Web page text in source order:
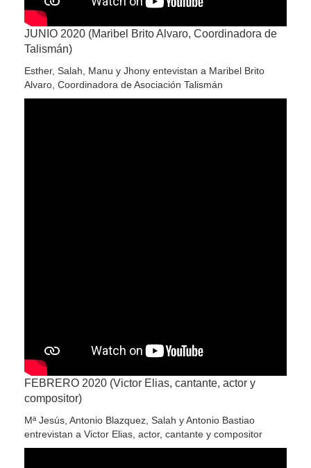
JUNIO 2020 (Maribel Brito Alvaro, Coordinadora de
Talismán)
Esther, Salah, Manu y Jhony entevistan a Maribel Brito
Alvaro, Coordinadora de Asociación Talismán
FEBRERO 2020 (Victor Elias, cantante, actor y
compositor)
Mª Jesús, Antonio Blazquez, Salah y Antonio Bastiao
entrevistan a Victor Elias, actor, cantante y compositor